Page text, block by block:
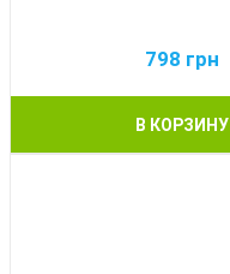
798 грн
В КОРЗИНУ